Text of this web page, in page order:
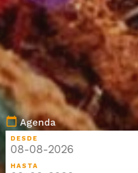
calendar_todayAgenda
DESDE
HASTA